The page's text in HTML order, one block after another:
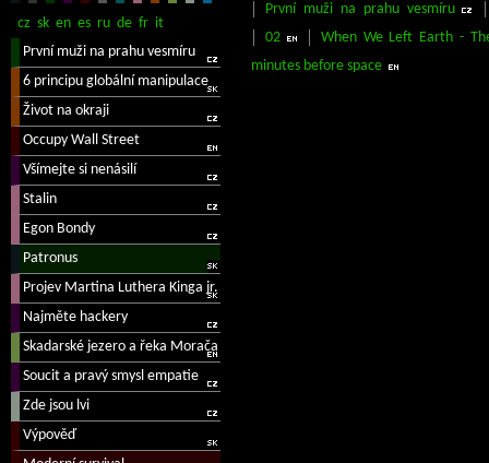
První muži na prahu vesmíru
02
When We Left Earth -
minutes before space